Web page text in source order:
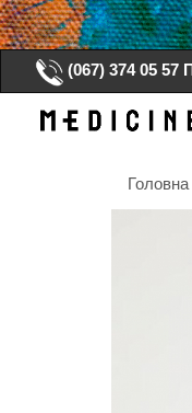
(067) 374 05 57
Головна